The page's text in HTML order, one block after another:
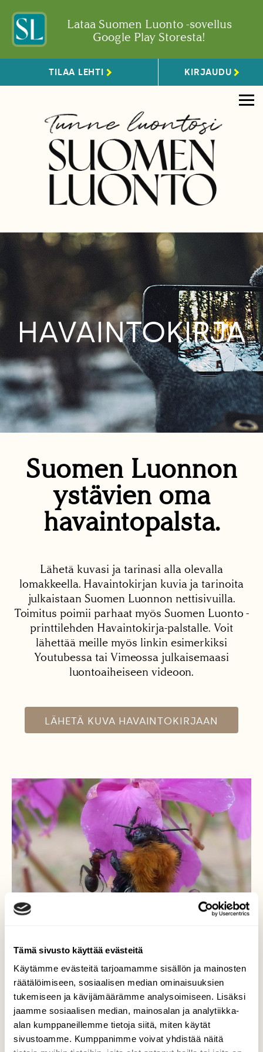
Tämä sivusto käyttää evästeitä
Käytämme evästeitä tarjoamamme sisällön ja mainosten
räätälöimiseen, sosiaalisen median ominaisuuksien
tukemiseen ja kävijämäärämme analysoimiseen. Lisäksi
jaamme sosiaalisen median, mainosalan ja analytiikka-
alan kumppaneillemme tietoja siitä, miten käytät
sivustoamme. Kumppanimme voivat yhdistää näitä
Lataa Suomen Luonto -sovellus
Google Play Storesta!
TILAA LEHTI KIRJAUDU
HAVAINTOKIRJA
Suomen Luonnon
ystävien oma
havaintopalsta.
Lähetä kuvasi ja tarinasi alla olevalla
lomakkeella. Havaintokirjan kuvia ja tarinoita
julkaistaan Suomen Luonnon nettisivuilla.
Toimitus poimii parhaat myös Suomen Luonto -
printtilehden Havaintokirja-palstalle. Voit
lähettää meille myös linkin esimerkiksi
Youtubessa tai Vimeossa julkaisemaasi
luontoaiheiseen videoon.
LÄHETÄ KUVA HAVAINTOKIRJAAN
Sinnikäs salamatkustaja
Löysin maitohorsman kukasta kimalaisen,